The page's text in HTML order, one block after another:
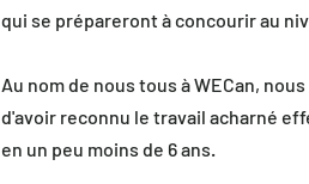
qui se prépareront à concourir au
Au nom de nous tous à WECan,
d'avoir reconnu le travail acharné
en un peu moins de 6 ans.